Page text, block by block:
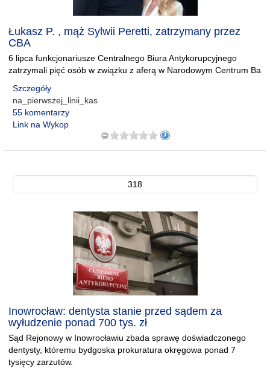
Łukasz P. , mąż Sylwii Peretti, zatrzymany przez
CBA
6 lipca funkcjonariusze Centralnego Biura Antykorupcyjnego
zatrzymali pięć osób w związku z aferą w Narodowym Centrum Ba
Szczegóły
na_pierwszej_linii_kas
55 komentarzy
Link na Wykop
318
Inowrocław: dentysta stanie przed sądem za
wyłudzenie ponad 700 tys. zł
Sąd Rejonowy w Inowrocławiu zbada sprawę doświadczonego
dentysty, któremu bydgoska prokuratura okręgowa ponad 7
tysięcy zarzutów.